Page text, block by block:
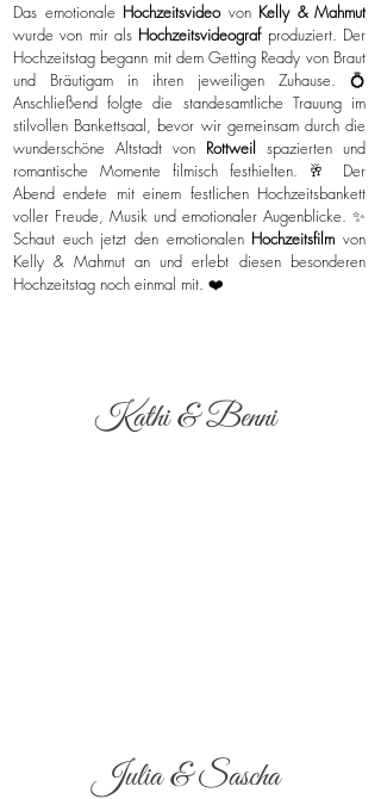
Das emotionale Hochzeitsvideovon Kelly & Mahmut
wurde von mir als Hochzeitsvideograf produziert. Der
Hochzeitstag begann mit dem Getting Ready von Braut
und Bräutigam in ihren jeweiligen Zuhause. 💍
Anschließend folgte die standesamtliche Trauung im
stilvollen Bankettsaal, bevor wir gemeinsam durch die
wunderschöne Altstadt von Rottweil spazierten und
romantische Momente filmisch festhielten. 🥂 Der
Abend endete mit einem festlichen Hochzeitsbankett
voller Freude, Musik und emotionaler Augenblicke. ✨
Schaut euch jetzt den emotionalen Hochzeitsfilmvon
Kelly & Mahmut an und erlebt diesen besonderen
Hochzeitstag noch einmal mit. ❤️
Kathi & Benni
Julia & Sascha